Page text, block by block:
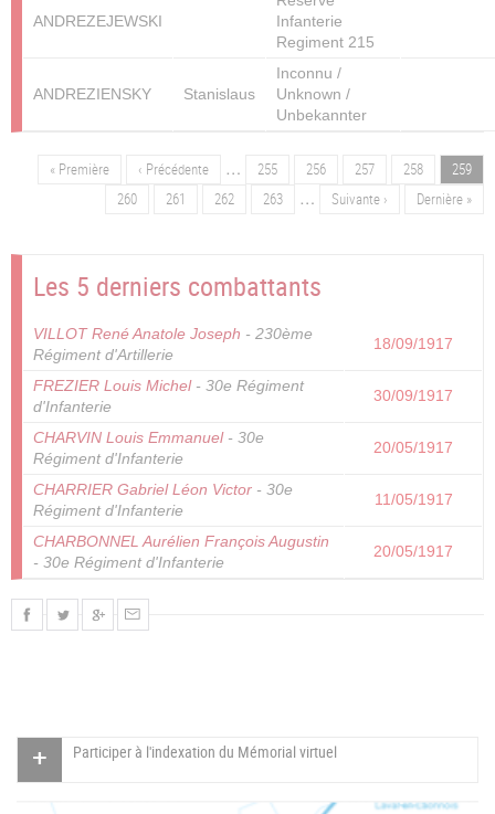
ANDREZEJEWSKI
Infanterie
Regiment 215
ANDREZIENSKY Stanislaus
Inconnu /
Unknown /
Unbekannter
Pagination
Première
« Première
Page
‹ Précédente … Page
255 Page
256 Page
257 Page
258 Page
259
Page
260 Page
261 Page
262 Page
263 …
Page
Suivante ›
Dernière
Dernière »
Les 5 derniers combattants
VILLOT René Anatole Joseph - 230ème
Régiment d'Artillerie
18/09/1917
FREZIER Louis Michel- 30e Régiment
d'Infanterie
30/09/1917
CHARVIN Louis Emmanuel- 30e
Régiment d'Infanterie
20/05/1917
CHARRIER Gabriel Léon Victor - 30e
Régiment d'Infanterie
11/05/1917
CHARBONNEL Aurélien François Augustin
- 30e Régiment d'Infanterie
20/05/1917
Participer à l'indexation du Mémorial virtuel